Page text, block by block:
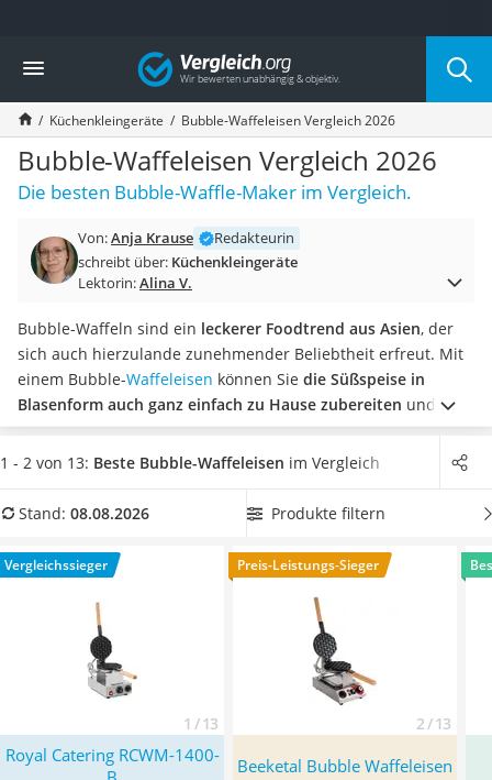
Die beliebtesten Vergleiche nach Kategorie
Haushalt
Wassersprudler
Zentralstaubsauger
Brotbackautomat
Wischroboter
Wäschespinne
Spülmaschinentabs
Akku-Staubsauger
AEG-Waschmaschine
Saug-Wisch-Roboter
Handstaubsauger
Milchaufschäumer
Kondenstrockner
Reiskocher
Tierhaarstaubsauger
Nespresso-Maschine
Messerschärfer
Vergleich
Küchenkleingeräte Bubble-Waffeleisen Vergleich 2026
Bubble-Waffeleisen Vergleich 2026
Die besten Bubble-Waffle-Maker im Vergleich.
Von:Anja Krause
Redakteurin
schreibt über: Küchenkleingeräte
Lektorin:Alina V.
Bubble-Waffeln sind ein leckerer Foodtrend aus Asien, der
sich auch hierzulande zunehmender Beliebtheit erfreut. Mit
einem Bubble-Waffeleisen können Sie die Süßspeise in
Blasenform auch ganz einfach zu Hause zubereiten und
nach Belieben mit Toppings garnieren. Wie gängige Tests im
Internet zeigen, heizen leistungsstarke Modelle schneller auf
unserer Vergleichstabelle
ein Bubble-Waffeleisen mit
Backergebnisse ermöglicht. Überzeugt hat uns hier im
August 2026 besonders das ModellRoyal Catering RCWM-
mit seinen Eigenschaften.
1 - 2 von 13: Beste Bubble-Waffeleisen im Vergleich
Stand: 08.08.2026 Produkte filtern
Vergleichssieger
1 / 13
Preis-Leistungs-Sieger
2 / 13
Royal Catering RCWM-1400-
Beeketal Bubble Waffeleisen